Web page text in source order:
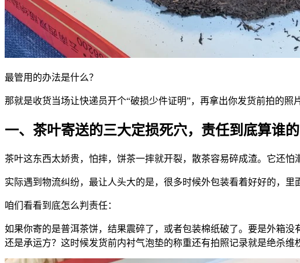
最管用的办法是什么？
那就是收货当场让快递员开个“破损少件证明”，再拿出你发货前拍的
一、茶叶寄送的三大定损死穴，责任到底算谁的
茶叶这东西太娇贵，怕摔，饼茶一摔就开裂，散茶容易碎成渣。它还怕
实际遇到物流纠纷，最让人头大的是，很多时候外包装看着好好的，
咱们看看到底怎么判责任：
如果你寄的是普洱茶饼，结果震碎了，或者包装棉纸破了。要是外箱
还是承运方？这时候发货前内衬气泡垫的称重还有拍照记录就是绝杀维